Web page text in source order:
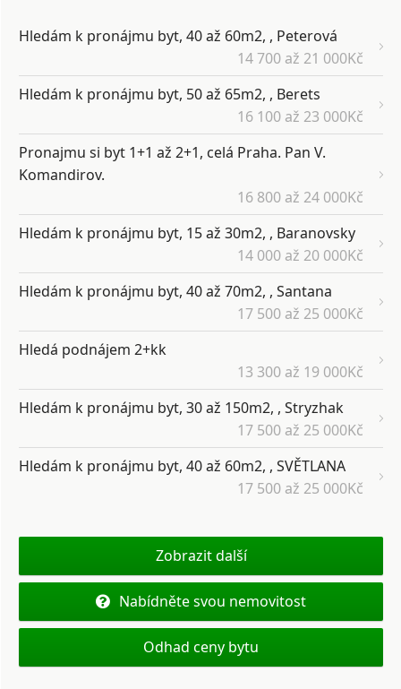
Hledám k pronájmu byt, 40 až 60m2, , Peterová
14 700 až 21 000Kč
Hledám k pronájmu byt, 50 až 65m2, , Berets
16 100 až 23 000Kč
Pronajmu si byt 1+1 až 2+1, celá Praha. Pan V.
Komandirov.
16 800 až 24 000Kč
Hledám k pronájmu byt, 15 až 30m2, , Baranovsky
14 000 až 20 000Kč
Hledám k pronájmu byt, 40 až 70m2, , Santana
17 500 až 25 000Kč
Hledá podnájem 2+kk
13 300 až 19 000Kč
Hledám k pronájmu byt, 30 až 150m2, , Stryzhak
17 500 až 25 000Kč
Hledám k pronájmu byt, 40 až 60m2, , SVĚTLANA
17 500 až 25 000Kč
Zobrazit další
Nabídněte svou nemovitost
Odhad ceny bytu